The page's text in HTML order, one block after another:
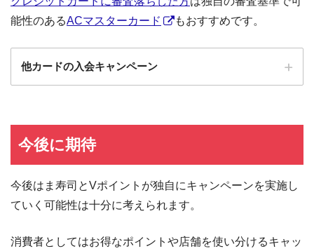
能性のあるACマスターカード もおすすめです。
他カードの入会キャンペーン
エポスカード
au PAYカード au PAYカードの入会キャンペーン
三井住友カード 三井住友カードの入会キャンペーン
VIASOカード VIASOカードの入会キャンペーン
今後に期待
今後はま寿司とVポイントが独自にキャンペーンを実施し
ていく可能性は十分に考えられます。
消費者としてはお得なポイントや店舗を使い分けるキャッ